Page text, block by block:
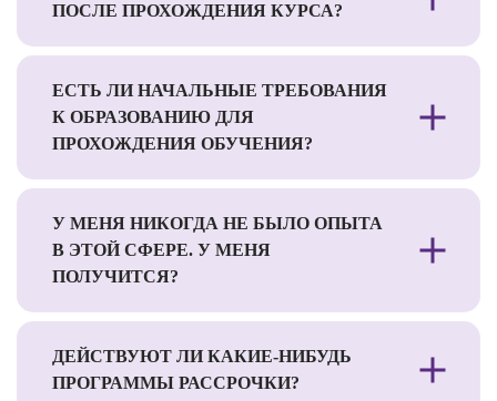
ПОСЛЕ ПРОХОЖДЕНИЯ КУРСА?
ЕСТЬ ЛИ НАЧАЛЬНЫЕ ТРЕБОВАНИЯ
К ОБРАЗОВАНИЮ ДЛЯ
ПРОХОЖДЕНИЯ ОБУЧЕНИЯ?
У МЕНЯ НИКОГДА НЕ БЫЛО ОПЫТА
В ЭТОЙ СФЕРЕ. У МЕНЯ
ПОЛУЧИТСЯ?
ДЕЙСТВУЮТ ЛИ КАКИЕ-НИБУДЬ
ПРОГРАММЫ РАССРОЧКИ?